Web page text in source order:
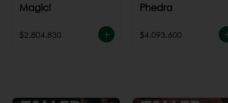
Magic!
$2.804.830
Phedra
$4.093.600